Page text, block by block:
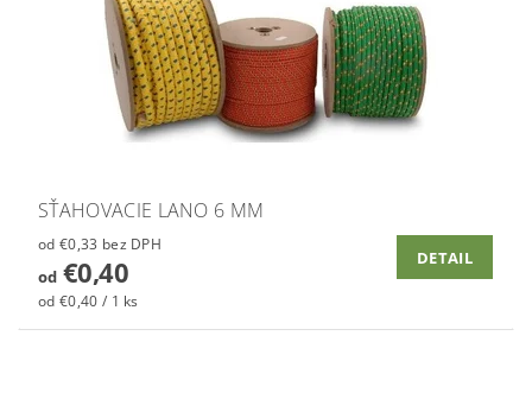
SŤAHOVACIE LANO 6 MM
od €0,33 bez DPH
od€0,40
od €0,40 / 1 ks
DETAIL